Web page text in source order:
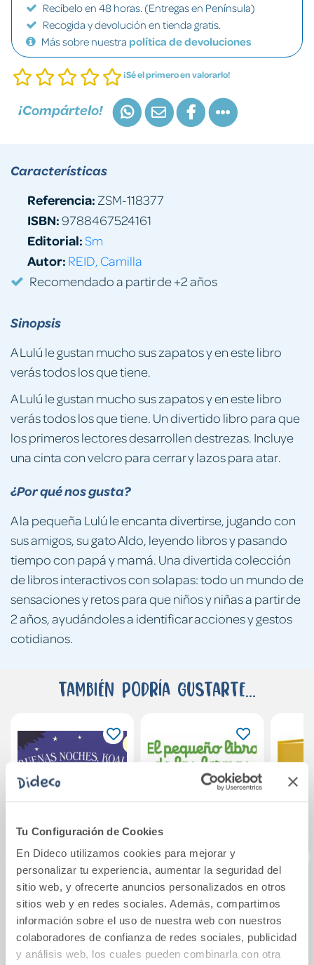
Tu Configuración de Cookies
En Dideco utilizamos cookies para mejorar y
personalizar tu experiencia, aumentar la seguridad del
sitio web, y ofrecerte anuncios personalizados en otros
sitios web y en redes sociales. Además, compartimos
información sobre el uso de nuestra web con nuestros
colaboradores de confianza de redes sociales, publicidad
y análisis web, los cuales pueden combinarla con otra
Recíbelo en 48 horas. (Entregas en Península)
Recogida y devolución en tienda gratis.
Más sobre nuestra política de devoluciones
¡Sé el primero en valorarlo!
¡Compártelo!
Sinopsis
A Lulú le gustan mucho sus zapatos y en este libro
verás todos los que tiene.
A Lulú le gustan mucho sus zapatos y en este libro
verás todos los que tiene. Un divertido libro para que
los primeros lectores desarrollen destrezas. Incluye
una cinta con velcro para cerrar y lazos para atar.
¿Por qué nos gusta?
A la pequeña Lulú le encanta divertirse, jugando con
sus amigos, su gato Aldo, leyendo libros y pasando
tiempo con papá y mamá. Una divertida colección
de libros interactivos con solapas: todo un mundo de
sensaciones y retos para que niños y niñas a partir de
2 años, ayudándoles a identificar acciones y gestos
cotidianos.
Características
Referencia: ZSM-118377
ISBN:9788467524161
Editorial:Sm
Autor: REID, Camilla
Recomendado a partir de +2 años
También podría gustarte...
¡Buenas noches,
Koala!
13,95€
El pequeño libro de
las formas
9,95€